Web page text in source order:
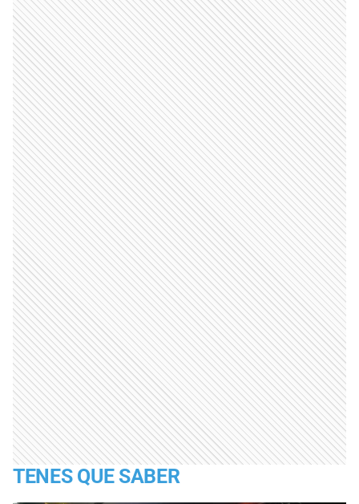
TENES QUE SABER